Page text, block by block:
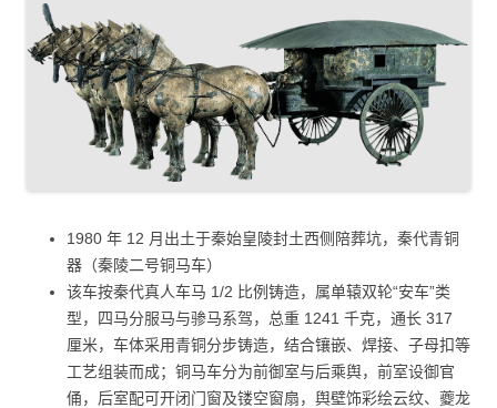
1980 年 12 月出土于秦始皇陵封土西侧陪葬坑，秦代青铜
器（秦陵二号铜马车）
该车按秦代真人车马 1/2 比例铸造，属单辕双轮“安车”类
型，四马分服马与骖马系驾，总重 1241 千克，通长 317
厘米，车体采用青铜分步铸造，结合镶嵌、焊接、子母扣等
工艺组装而成；铜马车分为前御室与后乘舆，前室设御官
俑，后室配可开闭门窗及镂空窗扇，舆壁饰彩绘云纹、夔龙